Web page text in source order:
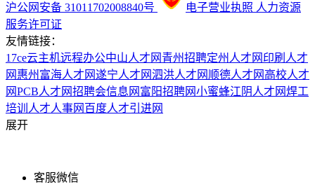
沪公网安备 31011702008840号 电子营业执照 人力资源
服务许可证
友情链接：
17ce云主机远程办公中山人才网 青州招聘定州人才网 印刷人才
网 惠州富海人才网遂宁人才网泗洪人才网 顺德人才网 高校人才
网PCB人才网招聘会信息网 富阳招聘网小蜜蜂江阴人才网焊工
培训 人才人事网 百度人才引进网
展开
客服微信